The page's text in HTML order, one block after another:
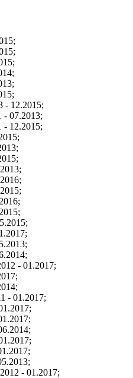
- 12.2015;
- 07.2013;
- 12.2015;
- 01.2017;
- 01.2017;
- 01.2017;